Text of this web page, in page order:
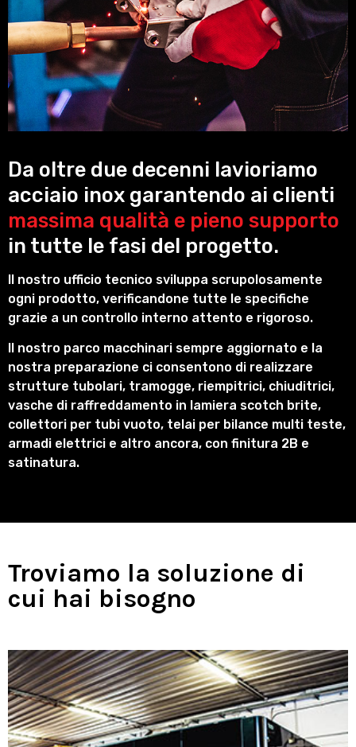
Da oltre due decenni lavioriamo
acciaio inox garantendo ai clienti
massima qualità e pieno supporto
in tutte le fasi del progetto.
Il nostro ufficio tecnico sviluppa scrupolosamente
ogni prodotto, verificandone tutte le specifiche
grazie a un controllo interno attento e rigoroso.
Il nostro parco macchinari sempre aggiornato e la
nostra preparazione ci consentono di realizzare
strutture tubolari, tramogge, riempitrici, chiuditrici,
vasche di raffreddamento in lamiera scotch brite,
collettori per tubi vuoto, telai per bilance multi teste,
armadi elettrici e altro ancora, con finitura 2B e
satinatura.
Troviamo la soluzione di
cui hai bisogno